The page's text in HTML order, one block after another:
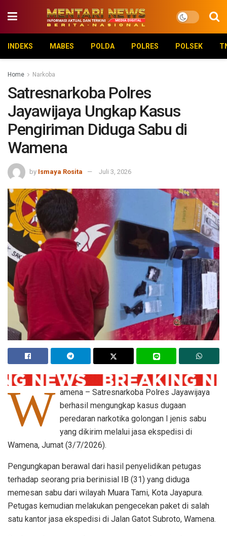
INDEKS MABES POLDA POLRES POLSEK
Home Narkoba
Satresnarkoba Polres
Jayawijaya Ungkap Kasus
Pengiriman Diduga Sabu di
Wamena
by Ismaya Rosita Juli 3, 2026
W amena – Satresnarkoba Polres Jayawijaya
berhasil mengungkap kasus dugaan
peredaran narkotika golongan I jenis sabu
yang dikirim melalui jasa ekspedisi di
Wamena, Jumat (3/7/2026).
Pengungkapan berawal dari hasil penyelidikan petugas
terhadap seorang pria berinisial IB (31) yang diduga
memesan sabu dari wilayah Muara Tami, Kota Jayapura.
Petugas kemudian melakukan pengecekan paket di salah
satu kantor jasa ekspedisi di Jalan Gatot Subroto, Wamena.